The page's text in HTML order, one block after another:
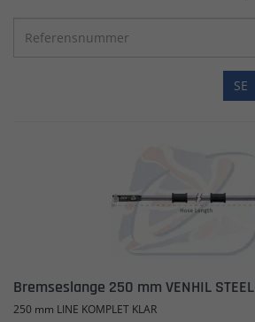
SE
Bremseslange 250 mm VENHIL STEEL
250 mm LINE KOMPLET KLAR